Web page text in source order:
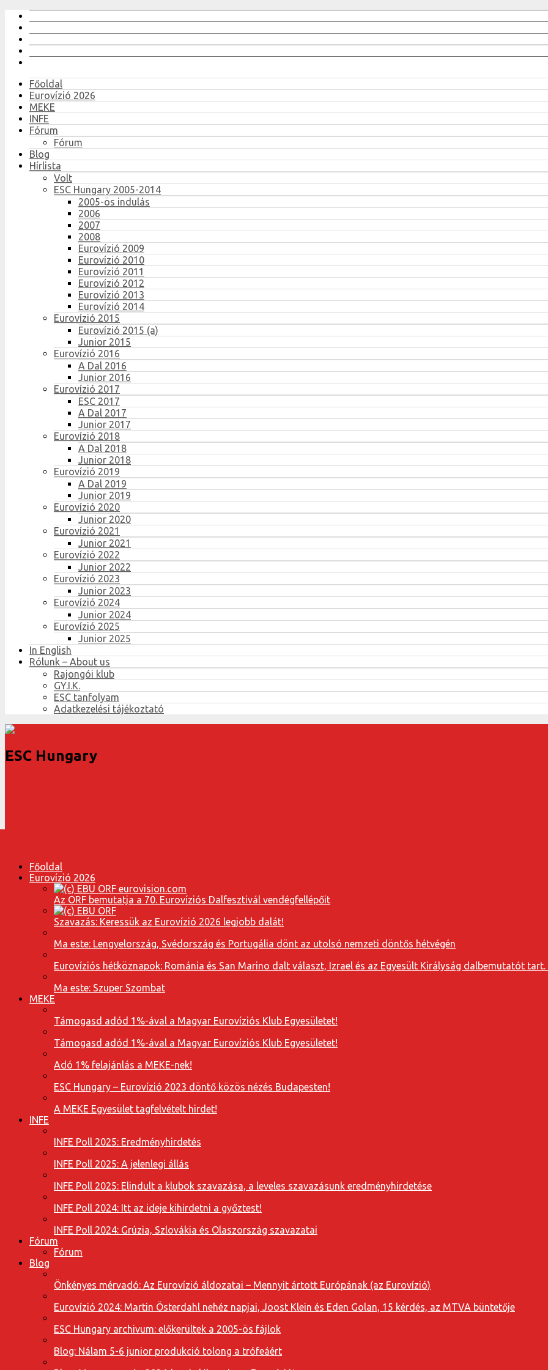
Főoldal
Eurovízió 2026
MEKE
INFE
Fórum
Fórum
Blog
Hírlista
Volt
ESC Hungary 2005-2014
2005-ös indulás
2006
2007
2008
Eurovízió 2009
Eurovízió 2010
Eurovízió 2011
Eurovízió 2012
Eurovízió 2013
Eurovízió 2014
Eurovízió 2015
Eurovízió 2015 (a)
Junior 2015
Eurovízió 2016
A Dal 2016
Junior 2016
Eurovízió 2017
ESC 2017
A Dal 2017
Junior 2017
Eurovízió 2018
A Dal 2018
Junior 2018
Eurovízió 2019
A Dal 2019
Junior 2019
Eurovízió 2020
Junior 2020
Eurovízió 2021
Junior 2021
Eurovízió 2022
Junior 2022
Eurovízió 2023
Junior 2023
Eurovízió 2024
Junior 2024
Eurovízió 2025
Junior 2025
In English
Rólunk – About us
Rajongói klub
GY.I.K.
ESC tanfolyam
Adatkezelési tájékoztató
ESC Hungary
Főoldal
Eurovízió 2026
Az ORF bemutatja a 70. Eurovíziós Dalfesztivál vendégfellépőit
Szavazás: Keressük az Eurovízió 2026 legjobb dalát!
Ma este: Lengyelország, Svédország és Portugália dönt az utolsó nemzeti döntős hétvégén
Eurovíziós hétköznapok: Románia és San Marino dalt választ, Izrael és az Egyesült Királyság dalbemutatót tart.
Ma este: Szuper Szombat
MEKE
Támogasd adód 1%-ával a Magyar Eurovíziós Klub Egyesületet!
Támogasd adód 1%-ával a Magyar Eurovíziós Klub Egyesületet!
Adó 1% felajánlás a MEKE-nek!
ESC Hungary – Eurovízió 2023 döntő közös nézés Budapesten!
A MEKE Egyesület tagfelvételt hirdet!
INFE
INFE Poll 2025: Eredményhirdetés
INFE Poll 2025: A jelenlegi állás
INFE Poll 2025: Elindult a klubok szavazása, a leveles szavazásunk eredményhirdetése
INFE Poll 2024: Itt az ideje kihirdetni a győztest!
INFE Poll 2024: Grúzia, Szlovákia és Olaszország szavazatai
Fórum
Fórum
Blog
Önkényes mérvadó: Az Eurovízió áldozatai – Mennyit ártott Európának (az Eurovízió)
Eurovízió 2024: Martin Österdahl nehéz napjai, Joost Klein és Eden Golan, 15 kérdés, az MTVA büntetője
ESC Hungary archivum: előkerültek a 2005-ös fájlok
Blog: Nálam 5-6 junior produkció tolong a trófeáért